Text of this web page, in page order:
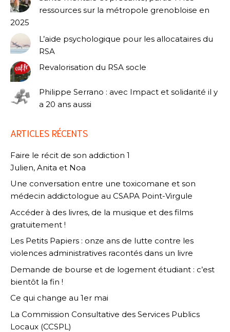
ressources sur la métropole grenobloise en
2025
L’aide psychologique pour les allocataires du
RSA
Revalorisation du RSA socle
Philippe Serrano : avec Impact et solidarité il y
a 20 ans aussi
ARTICLES RÉCENTS
Faire le récit de son addiction 1
Julien, Anita et Noa
Une conversation entre une toxicomane et son
médecin addictologue au CSAPA Point-Virgule
Accéder à des livres, de la musique et des films
gratuitement !
Les Petits Papiers : onze ans de lutte contre les
violences administratives racontés dans un livre
Demande de bourse et de logement étudiant : c’est
bientôt la fin !
Ce qui change au 1er mai
La Commission Consultative des Services Publics
Locaux (CCSPL)